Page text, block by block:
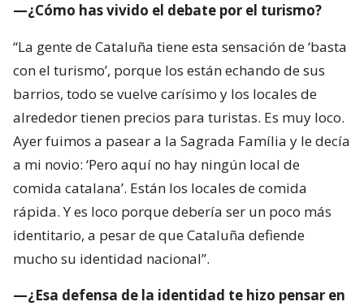
—¿Cómo has vivido el debate por el turismo?
“La gente de Cataluña tiene esta sensación de ‘basta
con el turismo’, porque los están echando de sus
barrios, todo se vuelve carísimo y los locales de
alrededor tienen precios para turistas. Es muy loco.
Ayer fuimos a pasear a la Sagrada Família y le decía
a mi novio: ‘Pero aquí no hay ningún local de
comida catalana’. Están los locales de comida
rápida. Y es loco porque debería ser un poco más
identitario, a pesar de que Cataluña defiende
mucho su identidad nacional”.
—¿Esa defensa de la identidad te hizo pensar en